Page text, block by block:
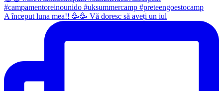
A început luna mea!! 🥳🥳 Vă doresc să aveți un iul